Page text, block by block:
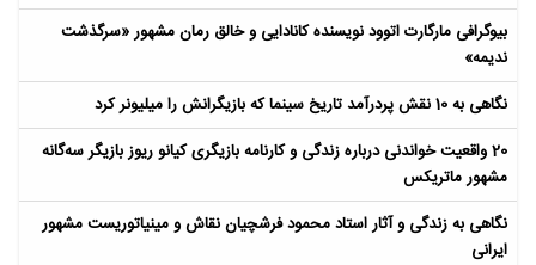
بیوگرافی مارگارت اتوود نویسنده کانادایی و خالق رمان مشهور «سرگذشت
ندیمه»
نگاهی به 10 نقش پردرآمد تاریخ سینما که بازیگرانش را میلیونر کرد
20 واقعیت خواندنی درباره زندگی و کارنامه بازیگری کیانو ریوز بازیگر سه‌گانه
مشهور ماتریکس
نگاهی به زندگی و آثار استاد محمود فرشچیان نقاش و مینیاتوریست مشهور
ایرانی